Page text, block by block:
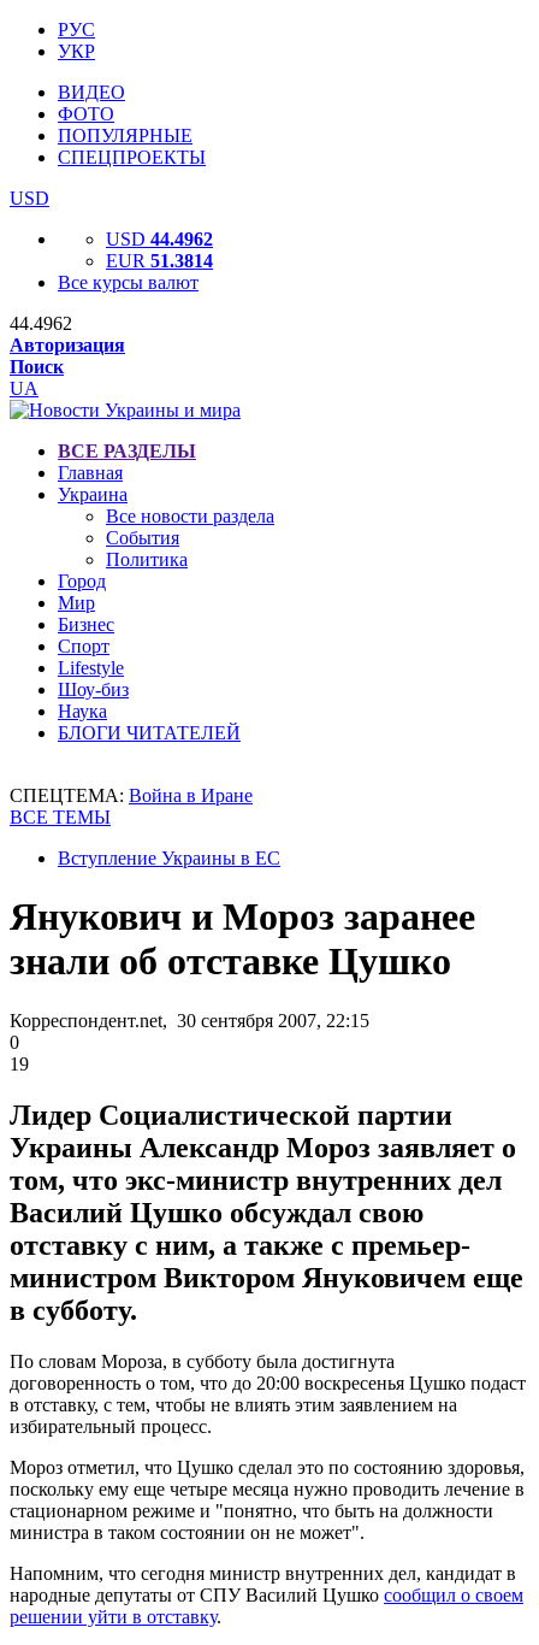
РУС
УКР
ВИДЕО
ФОТО
ПОПУЛЯРНЫЕ
СПЕЦПРОЕКТЫ
USD
USD 44.4962
EUR 51.3814
Все курсы валют
44.4962
Авторизация
Поиск
UA
ВСЕ РАЗДЕЛЫ
Главная
Украина
Все новости раздела
События
Политика
Город
Мир
Бизнес
Спорт
Lifestyle
Шоу-биз
Наука
БЛОГИ ЧИТАТЕЛЕЙ
СПЕЦТЕМА: Война в Иране
ВСЕ ТЕМЫ
Вступление Украины в ЕС
Янукович и Мороз заранее
знали об отставке Цушко
Корреспондент.net, 30 сентября 2007, 22:15
0
19
Лидер Социалистической партии
Украины Александр Мороз заявляет о
том, что экс-министр внутренних дел
Василий Цушко обсуждал свою
отставку с ним, а также с премьер-
министром Виктором Януковичем еще
в субботу.
По словам Мороза, в субботу была достигнута
договоренность о том, что до 20:00 воскресенья Цушко подаст
в отставку, с тем, чтобы не влиять этим заявлением на
избирательный процесс.
Мороз отметил, что Цушко сделал это по состоянию здоровья,
поскольку ему еще четыре месяца нужно проводить лечение в
стационарном режиме и "понятно, что быть на должности
министра в таком состоянии он не может".
Напомним, что сегодня министр внутренних дел, кандидат в
народные депутаты от СПУ Василий Цушко сообщил о своем
решении уйти в отставку.